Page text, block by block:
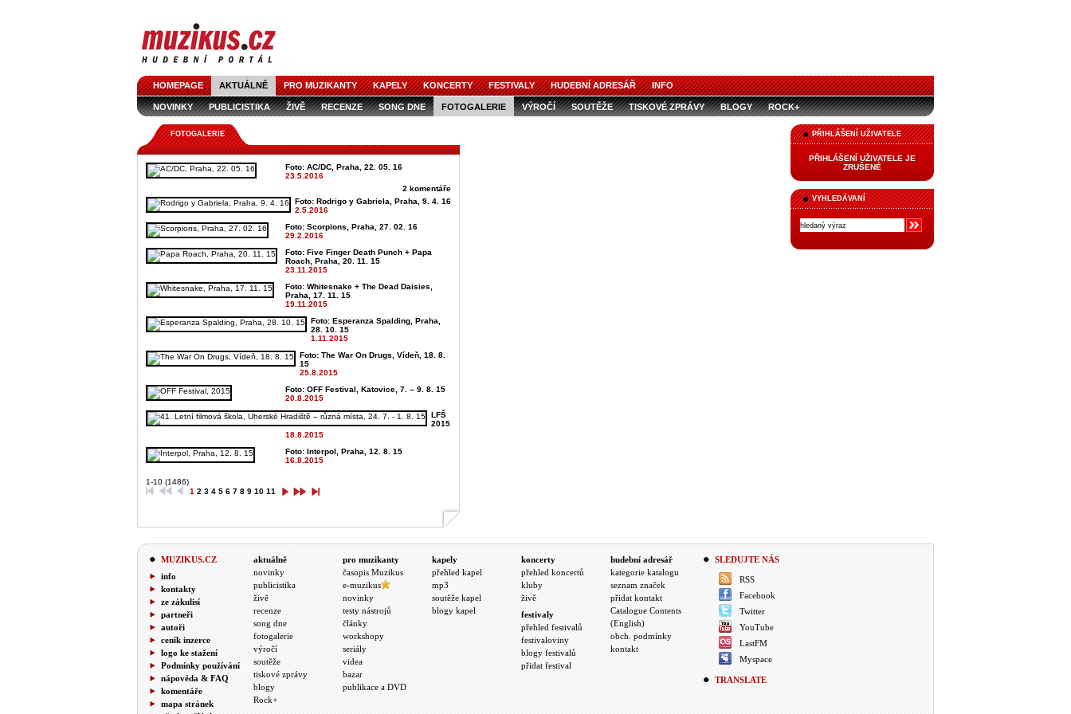
HOMEPAGE AKTUÁLNĚ PRO MUZIKANTY KAPELY KONCERTY FESTIVALY HUDEBNÍ ADRESÁŘ INFO
NOVINKY PUBLICISTIKA ŽIVĚ RECENZE SONG DNE FOTOGALERIE VÝROČÍ SOUTĚŽE TISKOVÉ ZPRÁVY BLOGY ROCK+
PŘIHLÁŠENÍ UŽIVATELE
PŘIHLÁŠENÍ UŽIVATELE JE
ZRUŠENÉ
VYHLEDÁVANÍ
FOTOGALERIE
Foto: AC/DC, Praha, 22. 05. 16
23.5.2016
2 komentáře
Foto: Rodrigo y Gabriela, Praha, 9. 4. 16
2.5.2016
Foto: Scorpions, Praha, 27. 02. 16
29.2.2016
Foto: Five Finger Death Punch + Papa
Roach, Praha, 20. 11. 15
23.11.2015
Foto: Whitesnake + The Dead Daisies,
Praha, 17. 11. 15
19.11.2015
Foto: Esperanza Spalding, Praha,
28. 10. 15
1.11.2015
Foto: The War On Drugs, Vídeň, 18. 8.
15
25.8.2015
Foto: OFF Festival, Katovice, 7. – 9. 8. 15
20.8.2015
LFŠ
2015
18.8.2015
Foto: Interpol, Praha, 12. 8. 15
16.8.2015
1-10 (1486)
1 2 3 4 5 6 7 8 9 10 11
MUZIKUS.CZ
info
kontakty
ze zákulisí
partneři
autoři
ceník inzerce
logo ke stažení
Podmínky používání
nápověda & FAQ
komentáře
mapa stránek
aktuálně
novinky
publicistika
živě
recenze
song dne
fotogalerie
výročí
soutěže
tiskové zprávy
blogy
Rock+
pro muzikanty
časopis Muzikus
e-muzikus
novinky
testy nástrojů
články
workshopy
seriály
videa
bazar
publikace a DVD
kapely
přehled kapel
mp3
soutěže kapel
blogy kapel
koncerty
přehled koncertů
kluby
živě
festivaly
přehled festivalů
festivaloviny
blogy festivalů
přidat festival
hudební adresář
kategorie katalogu
seznam značek
přidat kontakt
Catalogue Contents
(English)
obch. podmínky
kontakt
SLEDUJTE NÁS
RSS
Facebook
Twitter
YouTube
LastFM
Myspace
TRANSLATE